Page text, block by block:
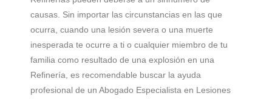
causas. Sin importar las circunstancias en las que
ocurra, cuando una lesión severa o una muerte
inesperada te ocurre a ti o cualquier miembro de tu
familia como resultado de una explosión en una
Refinería, es recomendable buscar la ayuda
profesional de un Abogado Especialista en Lesiones